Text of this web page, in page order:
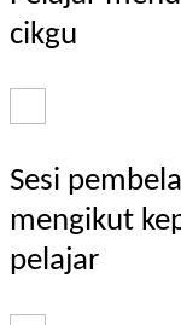
cikgu
Sesi
mengikut
pelajar